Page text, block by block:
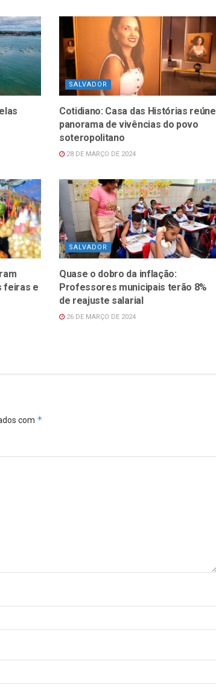
SALVADOR
Cotidiano: Casa das Histórias reúne
panorama de vivências do povo
soteropolitano
28 DE MARÇO DE 2024
feiras e
SALVADOR
Quase o dobro da inflação:
Professores municipais terão 8%
de reajuste salarial
26 DE MARÇO DE 2024
com *